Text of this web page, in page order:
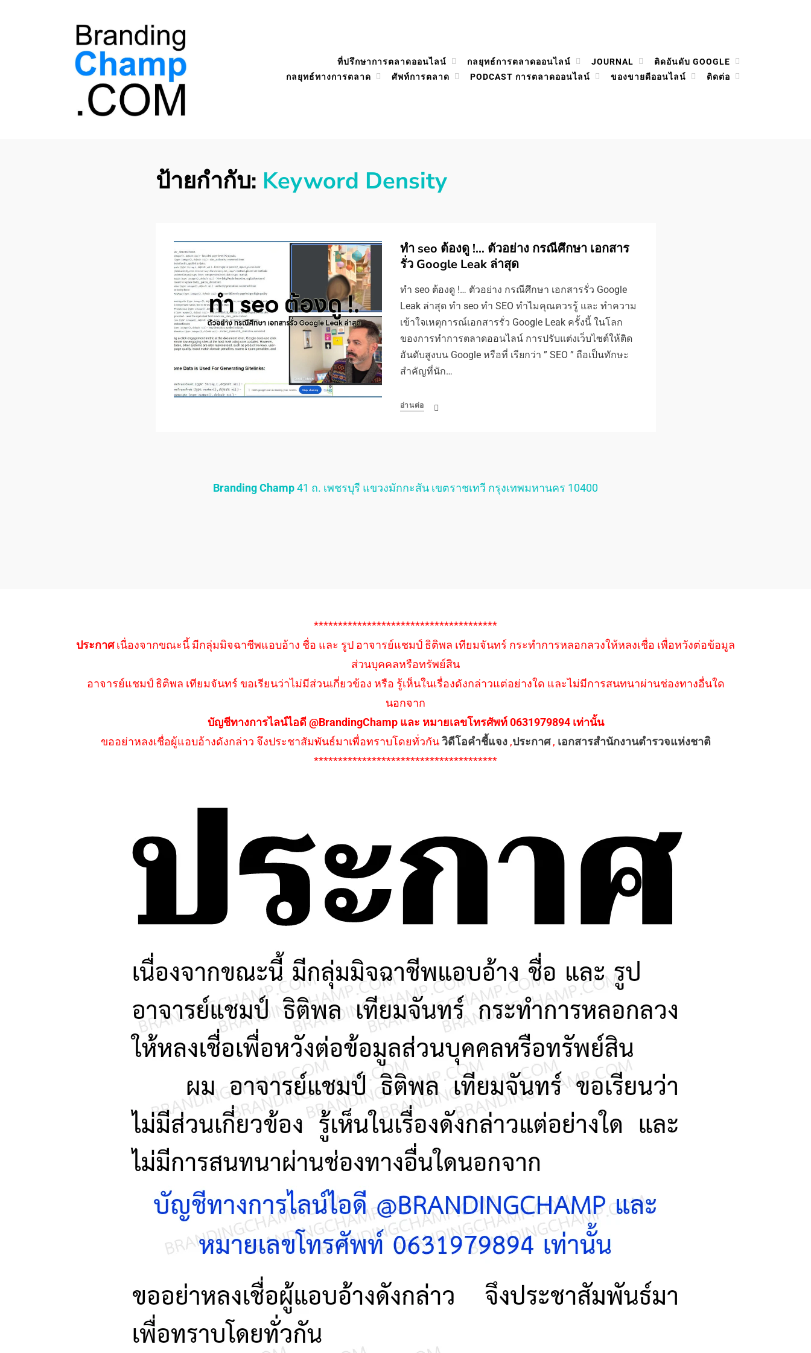
ที่ปรึกษาการตลาดออนไลน์ กลยุทธ์การตลาดออนไลน์ JOURNAL
ติดอันดับ GOOGLE
กลยุทธ์ทางการตลาด
ศัพท์การตลาด PODCAST การตลาดออนไลน์ ของขายดีออนไลน์ ติดต่อ
ป้ายกำกับ: Keyword Density
ทำ seo ต้องดู !… ตัวอย่าง กรณีศึกษา เอกสาร
รั่ว Google Leak ล่าสุด
ทำ seo ต้องดู !… ตัวอย่าง กรณีศึกษา เอกสารรั่ว Google
Leak ล่าสุด ทำ seo ทำ SEO ทำไมคุณควรรู้ และ ทำความ
เข้าใจเหตุการณ์เอกสารรั่ว Google Leak ครั้งนี้ ในโลก
ของการทำการตลาดออนไลน์ การปรับแต่งเว็บไซต์ให้ติด
อันดับสูงบน Google หรือที่ เรียกว่า ” SEO ” ถือเป็นทักษะ
สำคัญที่นัก…
อ่านต่อ
Branding Champ41 ถ. เพชรบุรี แขวงมักกะสัน เขตราชเทวี กรุงเทพมหานคร 10400
**************************************
ประกาศเนื่องจากขณะนี้ มีกลุ่มมิจฉาชีพแอบอ้าง ชื่อ และ รูป อาจารย์แชมป์ ธิติพล เทียมจันทร์ กระทำการหลอกลวงให้หลงเชื่อ เพื่อหวังต่อข้อมูล
ส่วนบุคคลหรือทรัพย์สิน
อาจารย์แชมป์ ธิติพล เทียมจันทร์ ขอเรียนว่าไม่มีส่วนเกี่ยวข้อง หรือ รู้เห็นในเรื่องดังกล่าวแต่อย่างใด และไม่มีการสนทนาผ่านช่องทางอื่นใด
นอกจาก
บัญชีทางการไลน์ไอดี @BrandingChamp และ หมายเลขโทรศัพท์ 0631979894 เท่านั้น
ขออย่าหลงเชื่อผู้แอบอ้างดังกล่าว จึงประชาสัมพันธ์มาเพื่อทราบโดยทั่วกันวิดีโอคำชี้แจง,ประกาศ, เอกสารสำนักงานตำรวจแห่งชาติ
**************************************